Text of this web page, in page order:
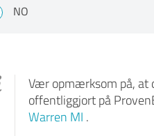
NO
Vær opmærksom på, at
offentliggjort på
Warren MI .